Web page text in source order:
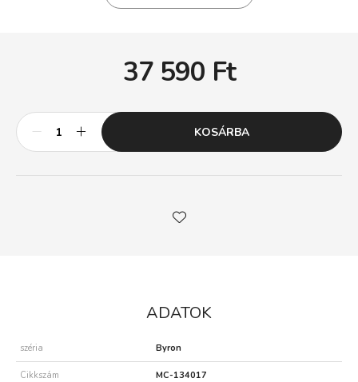
37 590 Ft
KOSÁRBA
ADATOK
széria Byron
Cikkszám MC-134017